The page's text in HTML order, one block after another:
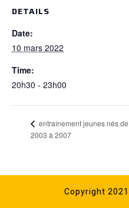
DETAILS
Date:
10 mars 2022
Time:
20h30 - 23h00
entraînement jeunes nés de
2003 à 2007
Copyright